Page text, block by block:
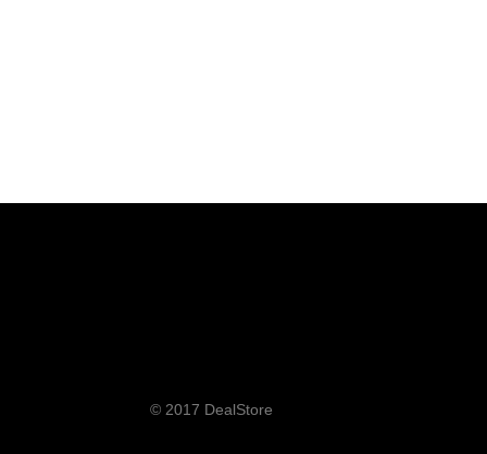
© 2017 DealStore